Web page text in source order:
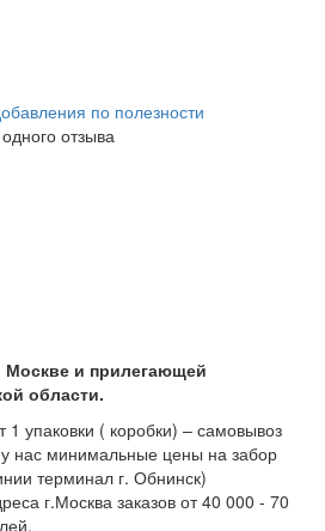
по полезности
отзыва
Москве и прилегающей
области.
упаковки ( коробки) – самовывоз
нас минимальные цены на забор
терминал г. Обнинск)
г.Москва заказов от 40 000 - 70